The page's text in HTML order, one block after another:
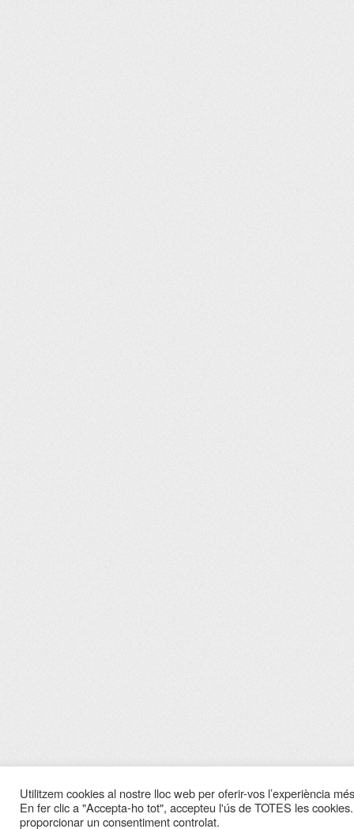
Utilitzem cookies al nostre lloc web per oferir-vos l’experiència
En fer clic a "Accepta-ho tot", accepteu l'ús de TOTES les
proporcionar un consentiment controlat.